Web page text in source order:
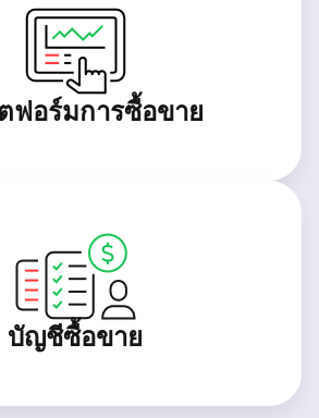
ฟอร์มการซื้อขาย
บัญชีซื้อขาย